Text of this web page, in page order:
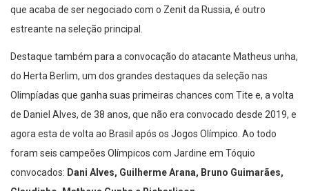
que acaba de ser negociado com o Zenit da Russia, é outro
estreante na seleção principal.
Destaque também para a convocação do atacante Matheus unha,
do Herta Berlim, um dos grandes destaques da seleção nas
Olimpíadas que ganha suas primeiras chances com Tite e, a volta
de Daniel Alves, de 38 anos, que não era convocado desde 2019, e
agora esta de volta ao Brasil após os Jogos Olímpico. Ao todo
foram seis campeões Olímpicos com Jardine em Tóquio
convocados: Dani Alves, Guilherme Arana, Bruno Guimarães,